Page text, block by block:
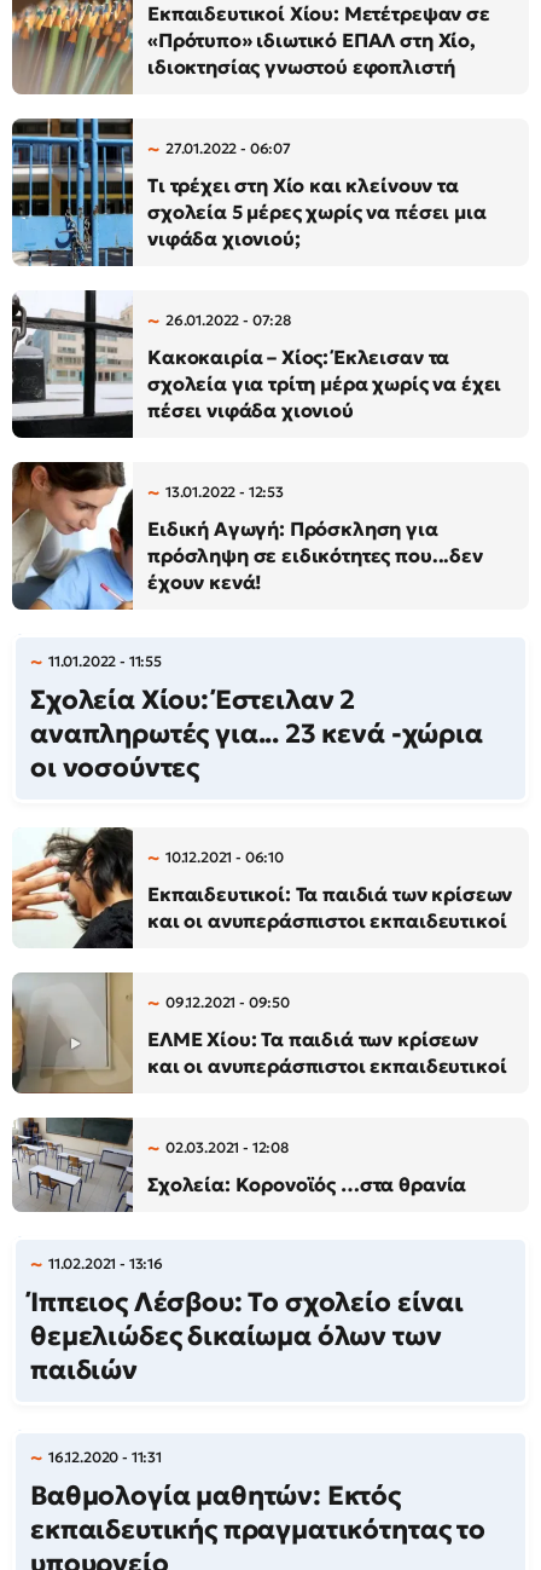
Εκπαιδευτικοί Χίου: Μετέτρεψαν σε
«Πρότυπο» ιδιωτικό ΕΠΑΛ στη Χίο,
ιδιοκτησίας γνωστού εφοπλιστή
27.01.2022 - 06:07
Τι τρέχει στη Χίο και κλείνουν τα
σχολεία 5 μέρες χωρίς να πέσει μια
νιφάδα χιονιού;
26.01.2022 - 07:28
Κακοκαιρία – Χίος: Έκλεισαν τα
σχολεία για τρίτη μέρα χωρίς να έχει
πέσει νιφάδα χιονιού
13.01.2022 - 12:53
Ειδική Αγωγή: Πρόσκληση για
πρόσληψη σε ειδικότητες που...δεν
έχουν κενά!
11.01.2022 - 11:55
Σχολεία Χίου: Έστειλαν 2
αναπληρωτές για... 23 κενά -χώρια
οι νοσούντες
10.12.2021 - 06:10
Εκπαιδευτικοί: Τα παιδιά των κρίσεων
και οι ανυπεράσπιστοι εκπαιδευτικοί
09.12.2021 - 09:50
ΕΛΜΕ Χίου: Τα παιδιά των κρίσεων
και οι ανυπεράσπιστοι εκπαιδευτικοί
02.03.2021 - 12:08
Σχολεία: Κορονοϊός …στα θρανία
11.02.2021 - 13:16
Ίππειος Λέσβου: Το σχολείο είναι
θεμελιώδες δικαίωμα όλων των
παιδιών
16.12.2020 - 11:31
Βαθμολογία μαθητών: Εκτός
εκπαιδευτικής πραγματικότητας το
υπουργείο